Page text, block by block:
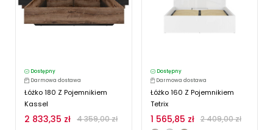
Dostępny
Darmowa dostawa
Łóżko 180 Z Pojemnikiem
Kassel
2 833,35 zł 4 359,00 zł
Dostępny
Darmowa dostawa
Łóżko 160 Z Pojemnikiem
Tetrix
1 565,85 zł 2 409,00 zł